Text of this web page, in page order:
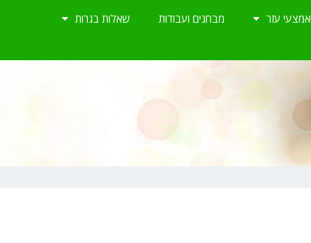
אמצעי עזר מבחנים ועבודות
שאלות בגרות